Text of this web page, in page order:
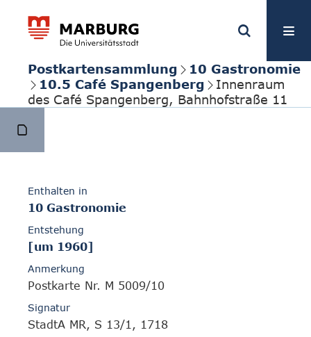
Postkartensammlung
10 Gastronomie
10.5 Café Spangenberg
Innenraum
des Café Spangenberg, Bahnhofstraße 11
Enthalten in
10 Gastronomie
Entstehung
[um 1960]
Anmerkung
Postkarte Nr. M 5009/10
Signatur
StadtA MR, S 13/1, 1718